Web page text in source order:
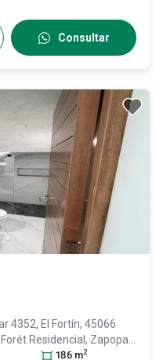
Consultar
4352, El Fortín, 45066
Residencial, Zapopan
186 m2